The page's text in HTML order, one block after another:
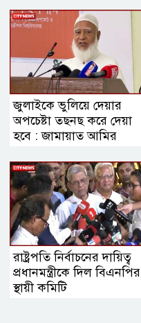
জুলাইকে ভুলিয়ে দেয়ার
অপচেষ্টা তছনছ করে দেয়া
হবে : জামায়াত আমির
রাষ্ট্রপতি নির্বাচনের দায়িত্ব
প্রধানমন্ত্রীকে দিল বিএনপির
স্থায়ী কমিটি